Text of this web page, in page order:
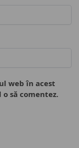
web în acest
să comentez.